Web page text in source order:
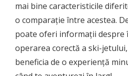
mai bine caracteristicile
o comparație între acestea.
poate oferi informații despre
operarea corectă a ski-
beneficia de o experiență